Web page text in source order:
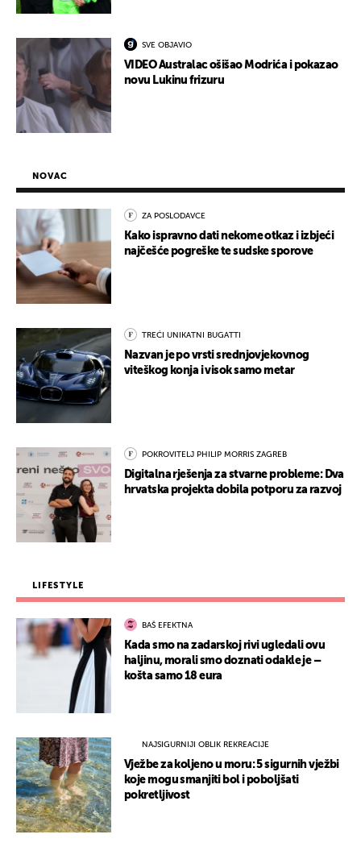
SVE OBJAVIO
VIDEO Australac ošišao Modrića i pokazao
novu Lukinu frizuru
NOVAC
ZA POSLODAVCE
Kako ispravno dati nekome otkaz i izbjeći
najčešće pogreške te sudske sporove
TREĆI UNIKATNI BUGATTI
Nazvan je po vrsti srednjovjekovnog
viteškog konja i visok samo metar
POKROVITELJ PHILIP MORRIS ZAGREB
Digitalna rješenja za stvarne probleme: Dva
hrvatska projekta dobila potporu za razvoj
LIFESTYLE
BAŠ EFEKTNA
Kada smo na zadarskoj rivi ugledali ovu
haljinu, morali smo doznati odakle je –
košta samo 18 eura
NAJSIGURNIJI OBLIK REKREACIJE
Vježbe za koljeno u moru: 5 sigurnih vježbi
koje mogu smanjiti bol i poboljšati
pokretljivost